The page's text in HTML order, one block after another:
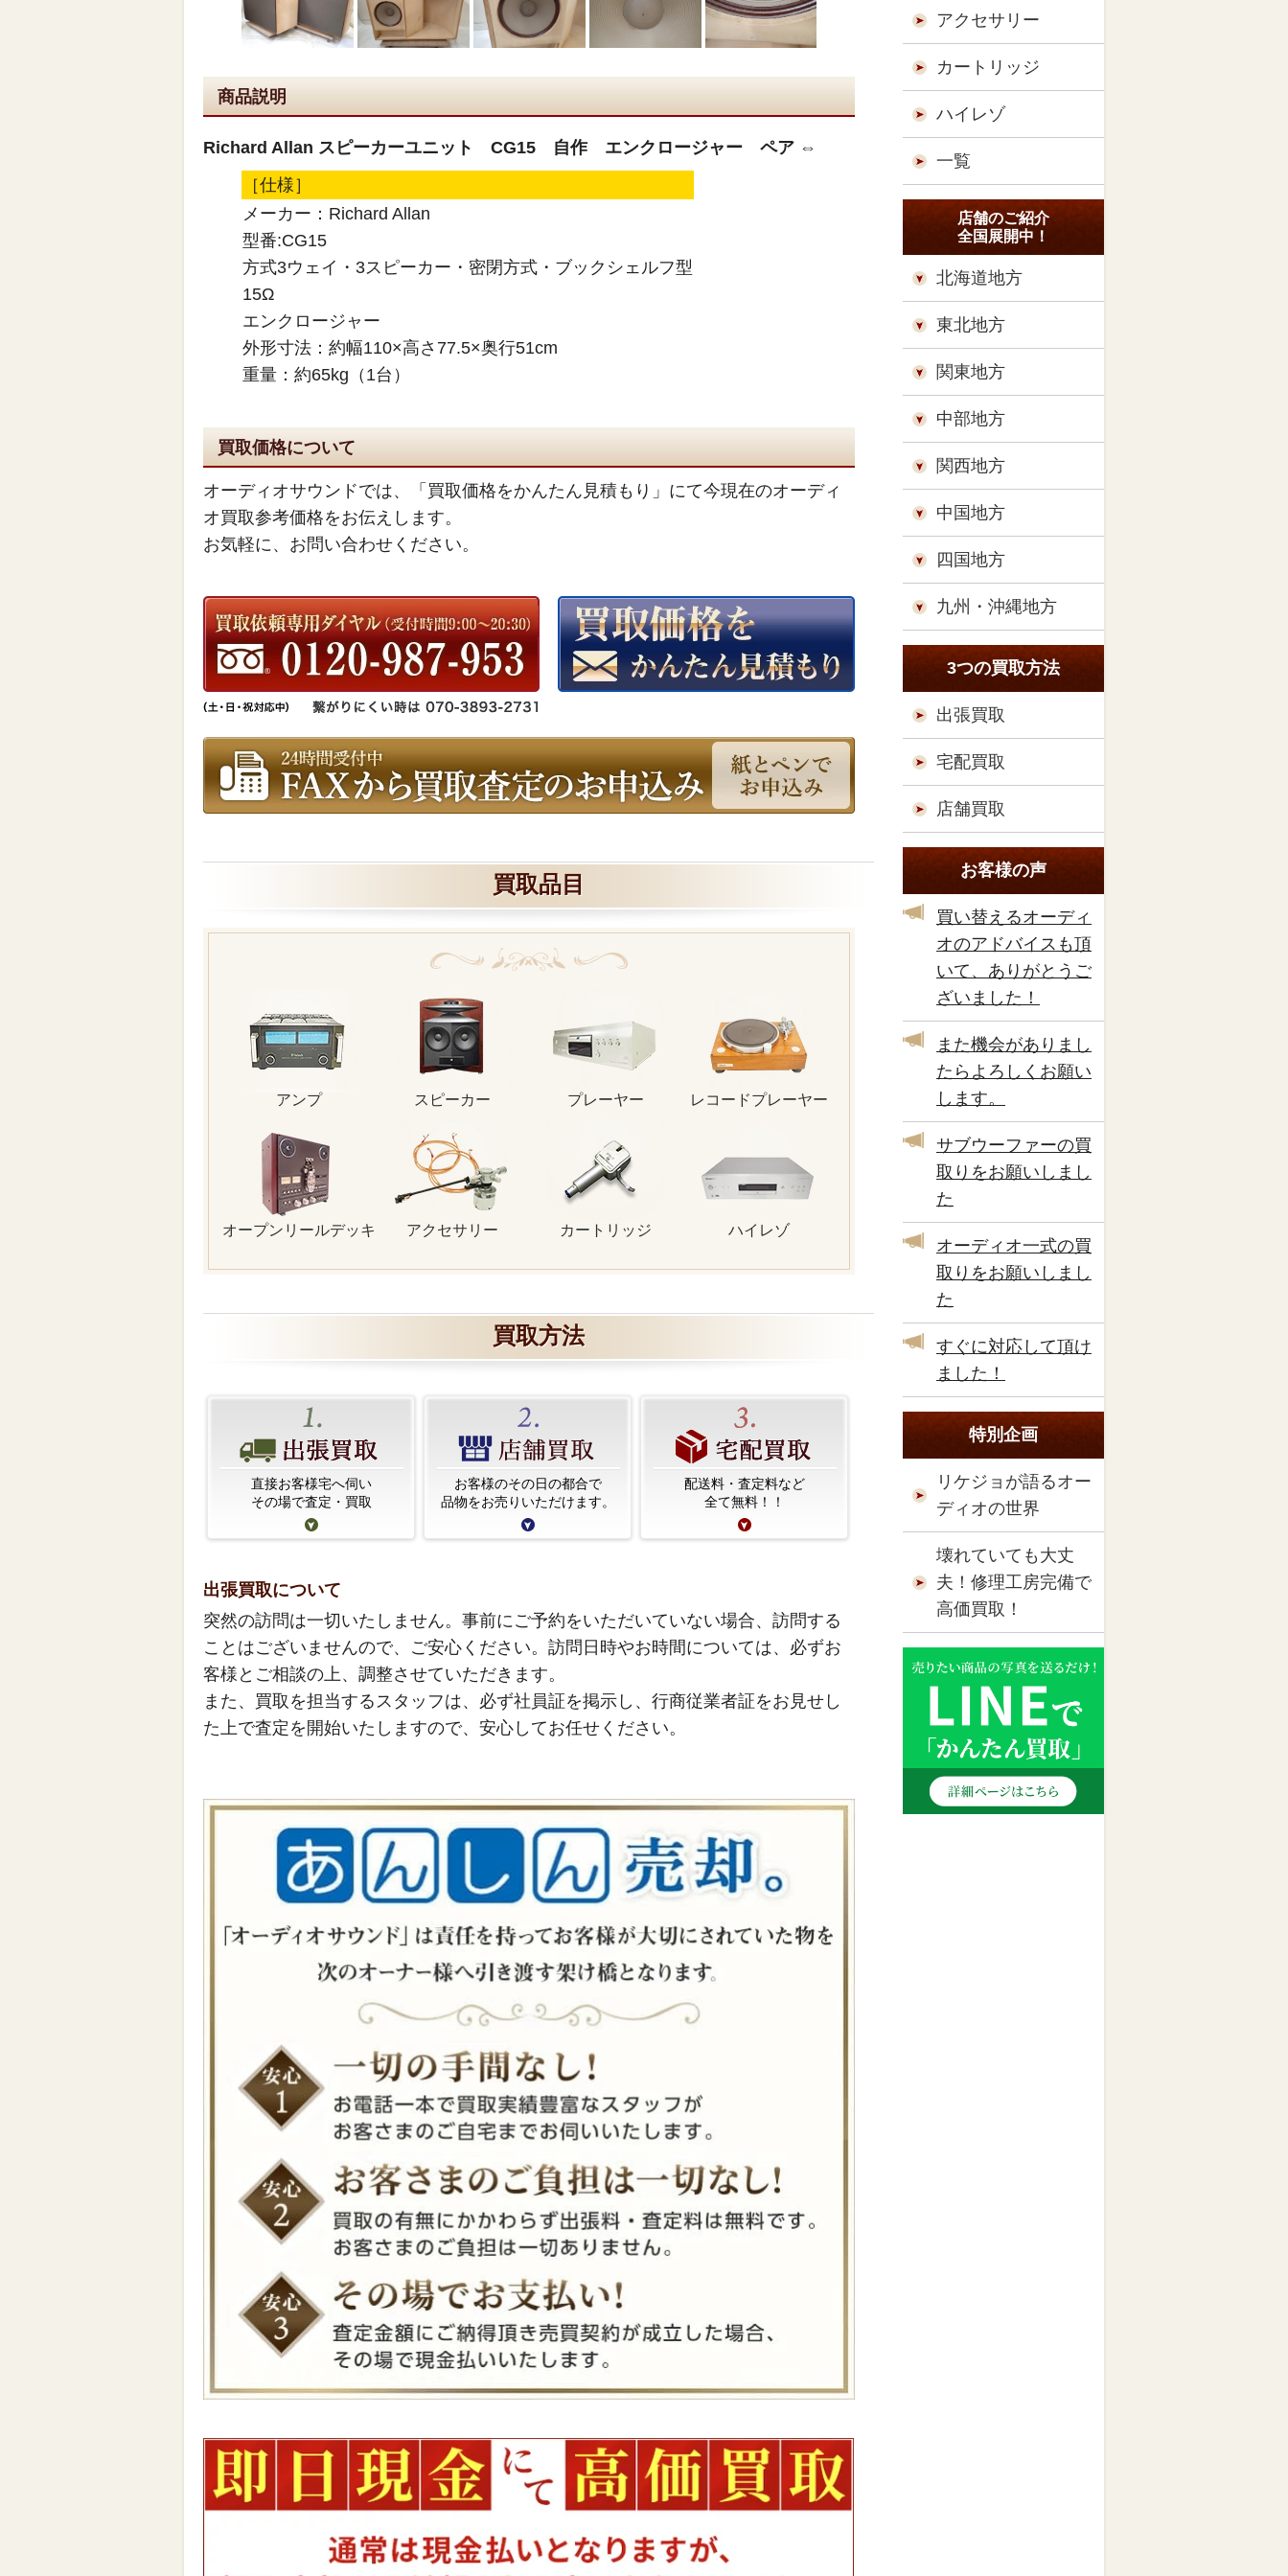
商品説明
Richard Allan スピーカーユニット CG15 自作 エンクロージャー ペア ⇔
［仕様］
メーカー：Richard Allan
型番:CG15
方式3ウェイ・3スピーカー・密閉方式・ブックシェルフ型
15Ω
エンクロージャー
外形寸法：約幅110×高さ77.5×奥行51cm
重量：約65kg（1台）
買取価格について
オーディオサウンドでは、「買取価格をかんたん見積もり」にて今現在のオーディ
オ買取参考価格をお伝えします。
お気軽に、お問い合わせください。
買取品目
アンプ スピーカー プレーヤー レコードプレーヤー
オープンリールデッキ アクセサリー カートリッジ ハイレゾ
買取方法
直接お客様宅へ伺い
その場で査定・買取
お客様のその日の都合で
品物をお売りいただけます。
配送料・査定料など
全て無料！！
出張買取について
突然の訪問は一切いたしません。事前にご予約をいただいていない場合、訪問する
ことはございませんので、ご安心ください。訪問日時やお時間については、必ずお
客様とご相談の上、調整させていただきます。
また、買取を担当するスタッフは、必ず社員証を掲示し、行商従業者証をお見せし
た上で査定を開始いたしますので、安心してお任せください。
アクセサリー
カートリッジ
ハイレゾ
一覧
店舗のご紹介
全国展開中！
北海道地方
東北地方
関東地方
中部地方
関西地方
中国地方
四国地方
九州・沖縄地方
3つの買取方法
出張買取
宅配買取
店舗買取
お客様の声
買い替えるオーディ
オのアドバイスも頂
いて、ありがとうご
ざいました！
また機会がありまし
たらよろしくお願い
します。
サブウーファーの買
取りをお願いしまし
た
オーディオ一式の買
取りをお願いしまし
た
すぐに対応して頂け
ました！
特別企画
リケジョが語るオー
ディオの世界
壊れていても大丈
夫！修理工房完備で
高価買取！